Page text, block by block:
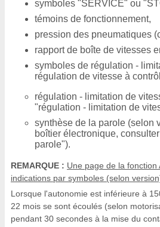
symboles "SERVICE" ou
témoins de fonctionnement,
pression des pneumatiques
rapport de boîte de vitesses
symboles de régulation -
régulation de vitesse à
régulation - limitation de
"régulation - limitation de
synthèse de la parole (selon
boîtier électronique,
parole").
REMARQUE : Une page de la
indications par symboles (selon
Lorsque l'autonomie est inférieure à
22 mois se sont écoulés (selon
pendant 30 secondes à la mise du